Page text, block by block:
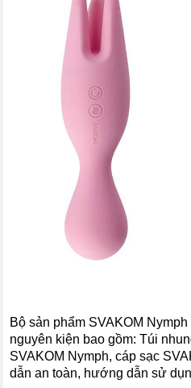
Bộ sản phẩm SVAKOM
nguyên kiện bao gồm: Túi
SVAKOM Nymph, cáp sạc
dẫn an toàn, hướng dẫn sử